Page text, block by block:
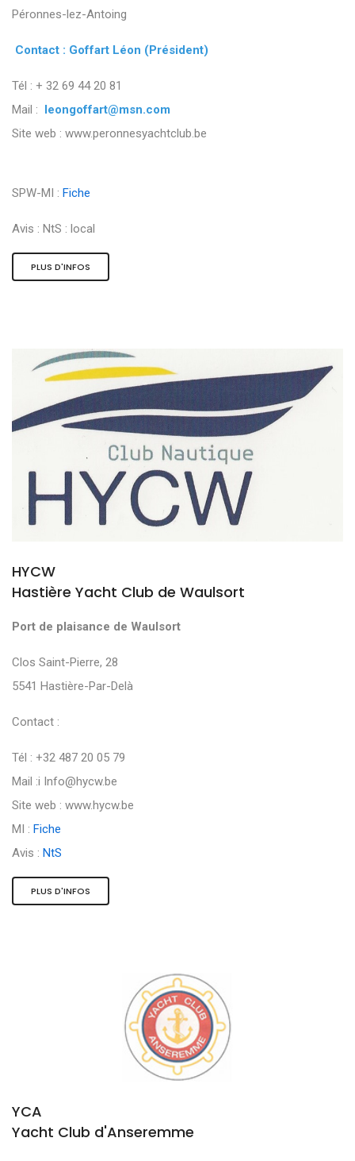
Péronnes-lez-Antoing
Contact : Goffart Léon (Président)
Tél : + 32 69 44 20 81
Mail : leongoffart@msn.com
Site web : www.peronnesyachtclub.be
SPW-MI : Fiche
Avis : NtS : local
PLUS D'INFOS
HYCW
Hastière Yacht Club de Waulsort
Port de plaisance de Waulsort
Clos Saint-Pierre, 28
5541 Hastière-Par-Delà
Contact :
Tél : +32 487 20 05 79
Mail :i Info@hycw.be
Site web : www.hycw.be
MI : Fiche
Avis : NtS
PLUS D'INFOS
YCA
Yacht Club d'Anseremme